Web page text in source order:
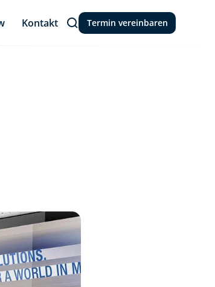
Kontakt Termin vereinbaren